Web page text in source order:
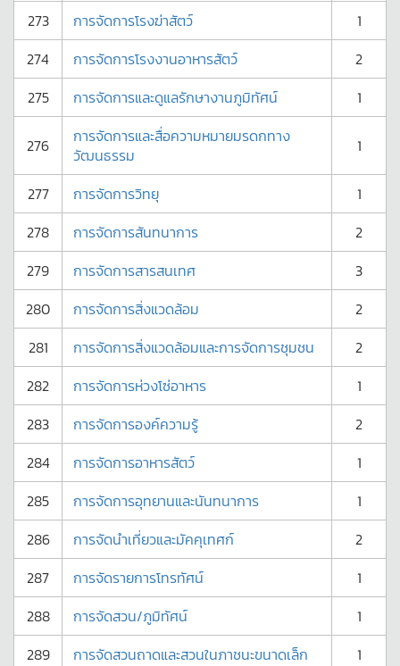
273
การจัดการโรงฆ่าสัตว์
1
274
การจัดการโรงงานอาหารสัตว์
2
275
การจัดการและดูแลรักษางานภูมิทัศน์ 1
276
การจัดการและสื่อความหมายมรดกทาง
วัฒนธรรม
1
277 การจัดการวิทยุ
1
278
การจัดการสันทนาการ
2
279
การจัดการสารสนเทศ
3
280
การจัดการสิ่งแวดล้อม
2
281
การจัดการสิ่งแวดล้อมและการจัดการชุมชน
2
282
การจัดการห่วงโซ่อาหาร
1
283
การจัดการองค์ความรู้
2
284
การจัดการอาหารสัตว์
1
285
การจัดการอุทยานและนันทนาการ
1
286
การจัดนำเที่ยวและมัคคุเทศก์
2
287
การจัดรายการโทรทัศน์
1
288
การจัดสวน/ภูมิทัศน์
1
289
การจัดสวนถาดและสวนในภาชนะขนาดเล็ก
1